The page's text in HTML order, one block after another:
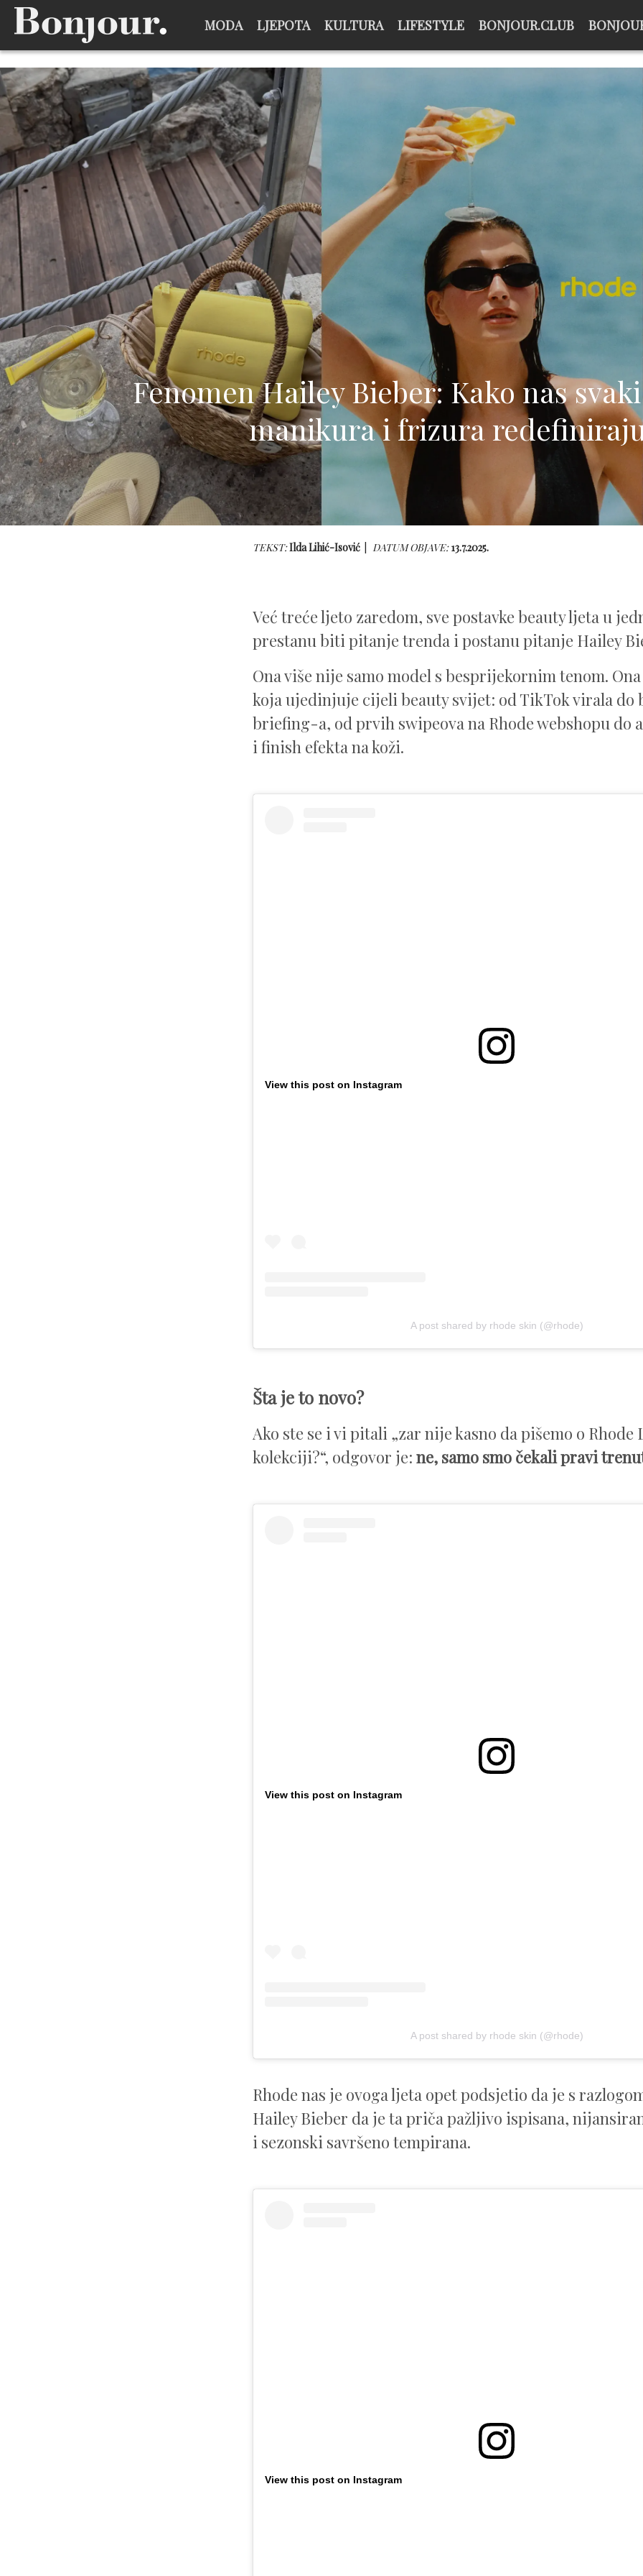
MODA LJEPOTA KULTURA LIFESTYLE BONJOUR.CLUB
Fenomen Hailey Bieber: Kako nas
manikura i frizura
TEKST:Ilda Lihić-Isović DATUM OBJAVE:13.7.2025.
Već treće ljeto zaredom, sve postavke beauty ljeta u
prestanu biti pitanje trenda i postanu pitanje Hailey
Ona više nije samo model s besprijekornim tenom.
koja ujedinjuje cijeli beauty svijet: od TikTok virala do
briefing-a, od prvih swipeova na Rhode webshopu do
i finish efekta na koži.
View this post on Instagram
A post shared by rhode skin (@rhode)
Šta je to novo?
Ako ste se i vi pitali „zar nije kasno da pišemo o Rhode
kolekciji?“, odgovor je: ne, samo smo čekali pravi
View this post on Instagram
A post shared by rhode skin (@rhode)
Rhode nas je ovoga ljeta opet podsjetio da je s
Hailey Bieber da je ta priča pažljivo ispisana,
i sezonski savršeno tempirana.
View this post on Instagram